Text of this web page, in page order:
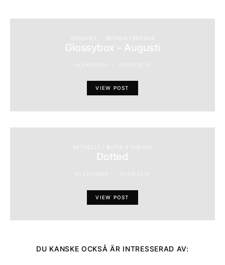
SKÖNHET SKÖNHETSBOXAR
Glossybox – Augusti
VIEW POST
AKTUELLT I BUTIK & ONLINE
Dotted
VIEW POST
DU KANSKE OCKSÅ ÄR INTRESSERAD AV: